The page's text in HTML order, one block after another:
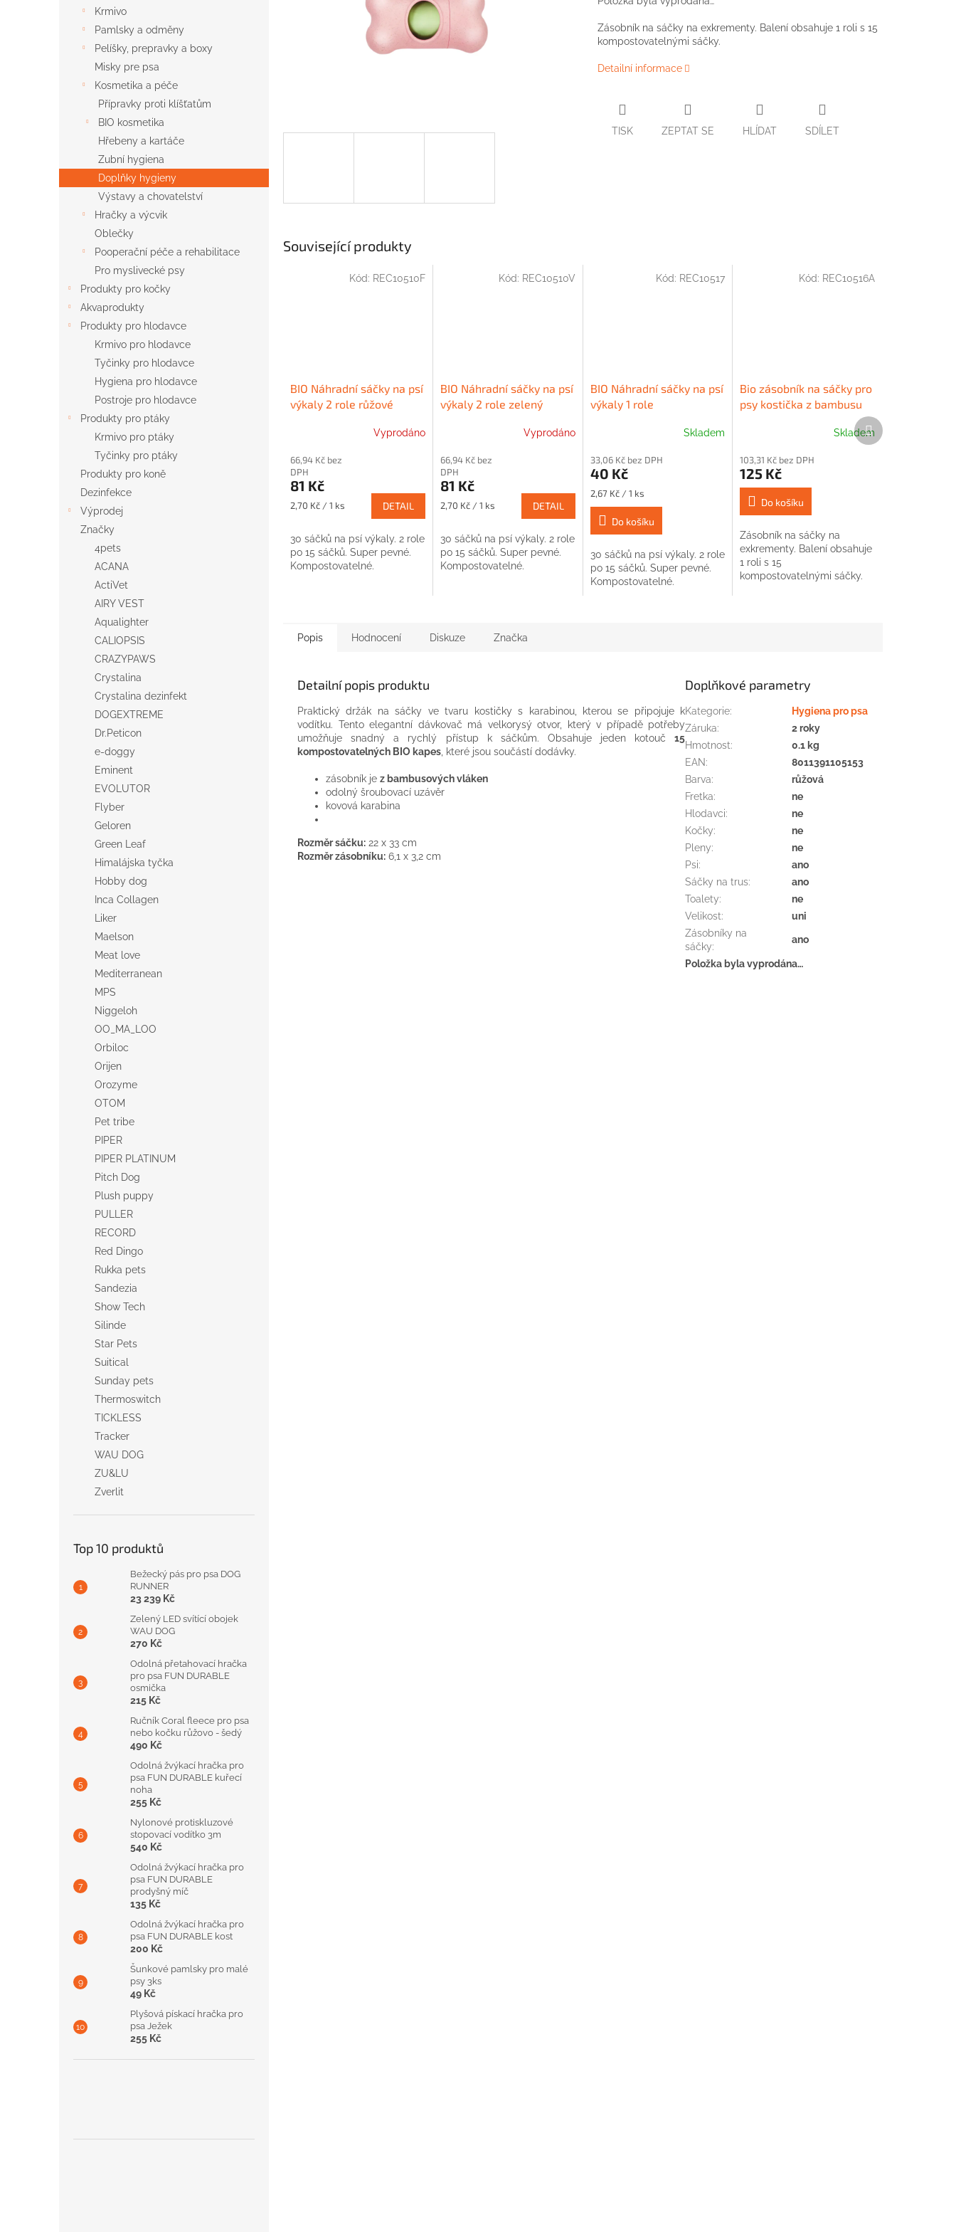
Krmivo
Pamlsky a odměny
Pelíšky, prepravky a boxy
Misky pre psa
Kosmetika a péče
Přípravky proti klíšťatům
BIO kosmetika
Hřebeny a kartáče
Zubní hygiena
Doplňky hygieny
Výstavy a chovatelství
Hračky a výcvik
Oblečky
Pooperační péče a rehabilitace
Pro myslivecké psy
Produkty pro kočky
Akvaprodukty
Produkty pro hlodavce
Krmivo pro hlodavce
Tyčinky pro hlodavce
Hygiena pro hlodavce
Postroje pro hlodavce
Produkty pro ptáky
Krmivo pro ptáky
Tyčinky pro ptáky
Produkty pro koně
Dezinfekce
Výprodej
Značky
4pets
ACANA
ActiVet
AIRY VEST
Aqualighter
CALIOPSIS
CRAZYPAWS
Crystalina
Crystalina dezinfekt
DOGEXTREME
Dr.Peticon
e-doggy
Eminent
EVOLUTOR
Flyber
Geloren
Green Leaf
Himalájska tyčka
Hobby dog
Inca Collagen
Liker
Maelson
Meat love
Mediterranean
MPS
Niggeloh
OO_MA_LOO
Orbiloc
Orijen
Orozyme
OTOM
Pet tribe
PIPER
PIPER PLATINUM
Pitch Dog
Plush puppy
PULLER
RECORD
Red Dingo
Rukka pets
Sandezia
Show Tech
Silinde
Star Pets
Suitical
Sunday pets
Thermoswitch
TICKLESS
Tracker
WAU DOG
ZU&LU
Zverlit
Top 10 produktů
Bežecký pás pro psa DOG
RUNNER
23 239 Kč
Zelený LED svítící obojek
WAU DOG
270 Kč
Odolná přetahovací hračka
pro psa FUN DURABLE
osmička
215 Kč
Ručník Coral fleece pro psa
nebo kočku růžovo - šedý
490 Kč
Odolná žvýkací hračka pro
psa FUN DURABLE kuřecí
noha
255 Kč
Nylonové protiskluzové
stopovací vodítko 3m
540 Kč
Odolná žvýkací hračka pro
psa FUN DURABLE
prodyšný míč
135 Kč
Odolná žvýkací hračka pro
psa FUN DURABLE kost
200 Kč
Šunkové pamlsky pro malé
psy 3ks
49 Kč
Plyšová pískací hračka pro
psa Ježek
255 Kč
Zásobník na sáčky na exkrementy. Balení obsahuje 1 roli s 15
kompostovatelnými sáčky.
Detailní informace
TISK ZEPTAT SE HLÍDAT SDÍLET
Související produkty
BIO Náhradní sáčky na psí
výkaly 2 role růžové
Vyprodáno
66,94 Kč bez
DPH
81 Kč
Měrná
2,70 Kč / 1 ks DETAIL
30 sáčků na psí výkaly. 2 role
po 15 sáčků. Super pevné.
Kompostovatelné.
Kód: REC10510F
BIO Náhradní sáčky na psí
výkaly 2 role zelený
Vyprodáno
66,94 Kč bez
DPH
81 Kč
Měrná
2,70 Kč / 1 ks DETAIL
30 sáčků na psí výkaly. 2 role
po 15 sáčků. Super pevné.
Kompostovatelné.
Kód: REC10510V
BIO Náhradní sáčky na psí
výkaly 1 role
Skladem
33,06 Kč bez DPH
40 Kč
Měrná
cena:
2,67 Kč / 1 ks
Do košíku
30 sáčků na psí výkaly. 2 role
po 15 sáčků. Super pevné.
Kompostovatelné.
Kód: REC10517
Bio zásobník na sáčky pro
psy kostička z bambusu
Skladem
103,31 Kč bez DPH
125 Kč
Do košíku
Zásobník na sáčky na
exkrementy. Balení obsahuje
1 roli s 15
kompostovatelnými sáčky.
Kód: REC10516A
Další
produkt
Popis Hodnocení Diskuze Značka
Detailní popis produktu
Praktický držák na sáčky ve tvaru kostičky s karabinou, kterou se připojuje k
vodítku. Tento elegantní dávkovač má velkorysý otvor, který v případě potřeby
umožňuje snadný a rychlý přístup k sáčkům. Obsahuje jeden kotouč15
kompostovatelných BIO kapes , které jsou součástí dodávky.
zásobník je z bambusových vláken
odolný šroubovací uzávěr
kovová karabina
Rozměr sáčku: 22 x 33 cm
Rozměr zásobníku: 6,1 x 3,2 cm
Doplňkové parametry
Kategorie:
Hygiena pro psa
Záruka:
2 roky
Hmotnost:
0.1 kg
EAN:
8011391105153
Barva:
růžová
Fretka:
ne
Hlodavci:
ne
Kočky:
ne
Pleny:
ne
Psi:
ano
Sáčky na trus:
ano
Toalety:
ne
Velikost:
uni
Zásobníky na
sáčky:
ano
Položka byla vyprodána…